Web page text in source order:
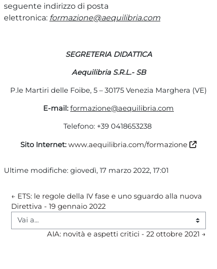
seguente indirizzo di posta
elettronica: formazione@aequilibria.com
SEGRETERIA DIDATTICA
Aequilibria S.R.L.- SB
P.le Martiri delle Foibe, 5 – 30175 Venezia Marghera (VE)
E-mail: formazione@aequilibria.com
Telefono: +39 0418653238
Sito Internet: www.aequilibria.com/formazione
Ultime modifiche: giovedì, 17 marzo 2022, 17:01
← ETS: le regole della IV fase e uno sguardo alla nuova
Direttiva - 19 gennaio 2022
Vai a...
AIA: novità e aspetti critici - 22 ottobre 2021 →